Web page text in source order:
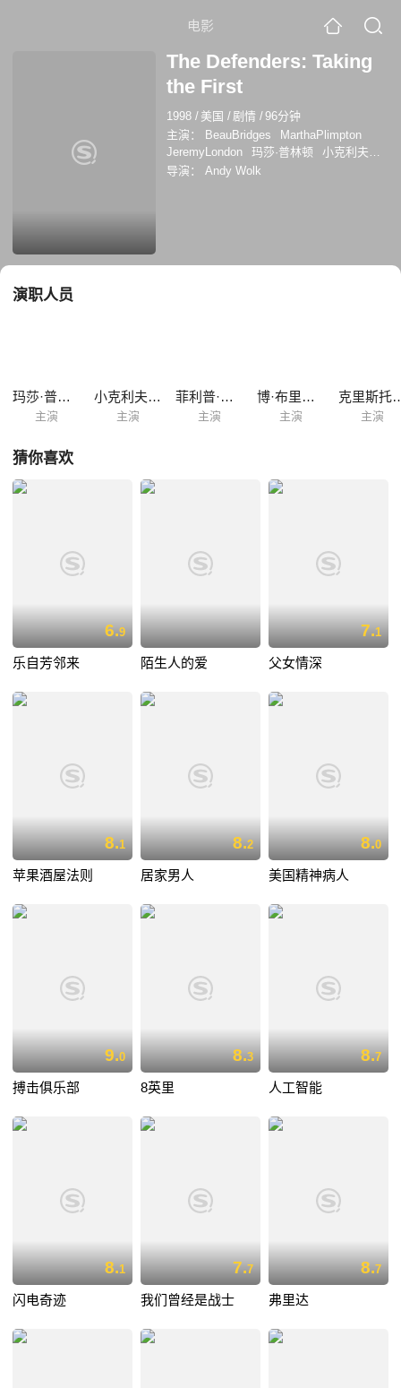
电影
The Defenders: Taking
the First
1998 / 美国 /剧情 /96分钟
主演：
BeauBridges
MarthaPlimpton
JeremyLondon
玛莎·普林顿
小克利夫顿·
克林斯
菲利普·卡斯诺夫
导演： Andy Wolk
演职人员
玛莎·普林顿
主演
小克利夫顿·克林斯
主演
菲利普·卡斯诺夫
主演
博·布里奇斯
主演
克里斯
主演
猜你喜欢
6.9
乐自芳邻来 陌生人的爱
7.1
父女情深
8.1
苹果酒屋法则
8.2
居家男人
8.0
美国精神病人
9.0
搏击俱乐部
8.3
8英里
8.7
人工智能
8.1
闪电奇迹
7.7
我们曾经是战士
8.7
弗里达